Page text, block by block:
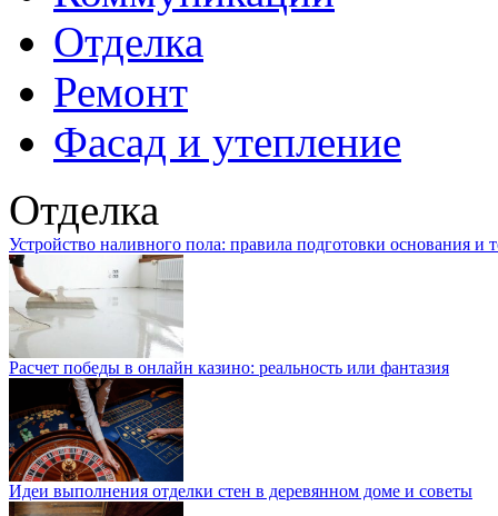
Отделка
Ремонт
Фасад и утепление
Отделка
Устройство наливного пола: правила подготовки основания и
Расчет победы в онлайн казино: реальность или фантазия
Идеи выполнения отделки стен в деревянном доме и советы